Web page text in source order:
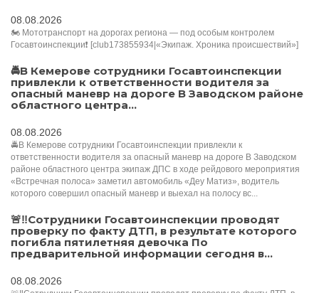
08.08.2026
🏍️ Мототранспорт на дорогах региона — под особым контролем
Госавтоинспекции❗️ [club173855934|«Экипаж. Хроника происшествий»]
🚔В Кемерове сотрудники Госавтоинспекции
привлекли к ответственности водителя за
опасный маневр на дороге В Заводском районе
областного центра...
08.08.2026
🚔В Кемерове сотрудники Госавтоинспекции привлекли к
ответственности водителя за опасный маневр на дороге В Заводском
районе областного центра экипаж ДПС в ходе рейдового мероприятия
«Встречная полоса» заметил автомобиль «Деу Матиз», водитель
которого совершил опасный маневр и выехал на полосу вс...
🚨‼️Сотрудники Госавтоинспекции проводят
проверку по факту ДТП, в результате которого
погибла пятилетняя девочка По
предварительной информации сегодня в...
08.08.2026